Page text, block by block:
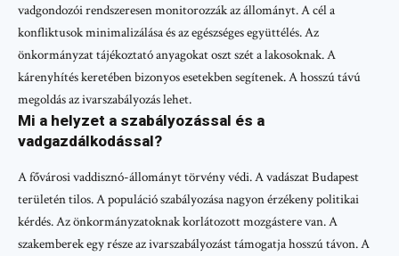
vadgondozói rendszeresen monitorozzák az állományt. A cél a
konfliktusok minimalizálása és az egészséges együttélés. Az
önkormányzat tájékoztató anyagokat oszt szét a lakosoknak. A
kárenyhítés keretében bizonyos esetekben segítenek. A hosszú távú
megoldás az ivarszabályozás lehet.
Mi a helyzet a szabályozással és a
vadgazdálkodással?
A fővárosi vaddisznó-állományt törvény védi. A vadászat Budapest
területén tilos. A populáció szabályozása nagyon érzékeny politikai
kérdés. Az önkormányzatoknak korlátozott mozgástere van. A
szakemberek egy része az ivarszabályozást támogatja hosszú távon. A